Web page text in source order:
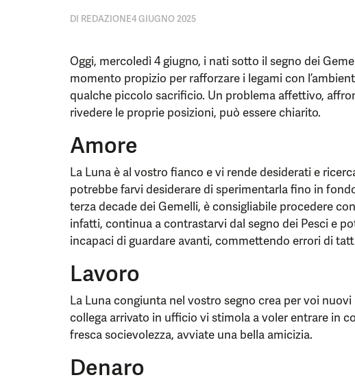
DI REDAZIONE4 GIUGNO 2025
Oggi, mercoledì 4 giugno, i nati sotto il segno dei
momento propizio per rafforzare i legami con
qualche piccolo sacrificio. Un problema affettivo,
rivedere le proprie posizioni, può essere chiarito.
Amore
La Luna è al vostro fianco e vi rende desiderati e
potrebbe farvi desiderare di sperimentarla fino in
terza decade dei Gemelli, è consigliabile procedere
infatti, continua a contrastarvi dal segno dei Pesci e
incapaci di guardare avanti, commettendo errori di
Lavoro
La Luna congiunta nel vostro segno crea per voi
collega arrivato in ufficio vi stimola a voler entrare in
fresca socievolezza, avviate una bella amicizia.
Denaro